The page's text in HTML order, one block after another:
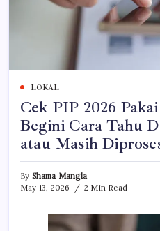
LOKAL
Cek PIP 2026
Begini Cara Tahu
atau Masih
By Shama Mangla
May 13, 2026
2 Min Read